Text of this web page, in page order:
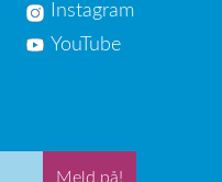
Instagram
YouTube
Meld på!